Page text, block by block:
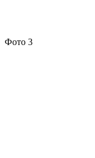
Фото 3